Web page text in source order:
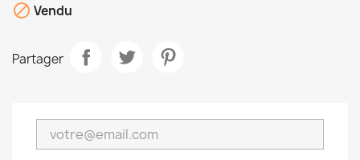
 Vendu
Partager